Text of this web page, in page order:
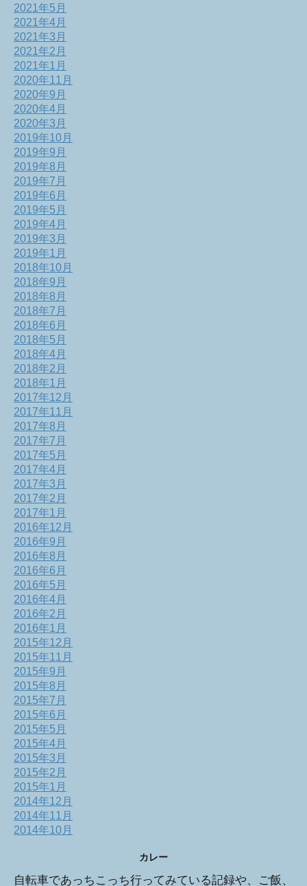
2021年5月
2021年4月
2021年3月
2021年2月
2021年1月
2020年11月
2020年9月
2020年4月
2020年3月
2019年10月
2019年9月
2019年8月
2019年7月
2019年6月
2019年5月
2019年4月
2019年3月
2019年1月
2018年10月
2018年9月
2018年8月
2018年7月
2018年6月
2018年5月
2018年4月
2018年2月
2018年1月
2017年12月
2017年11月
2017年8月
2017年7月
2017年5月
2017年4月
2017年3月
2017年2月
2017年1月
2016年12月
2016年9月
2016年8月
2016年6月
2016年5月
2016年4月
2016年2月
2016年1月
2015年12月
2015年11月
2015年9月
2015年8月
2015年7月
2015年6月
2015年5月
2015年4月
2015年3月
2015年2月
2015年1月
2014年12月
2014年11月
2014年10月
カレー
自転車であっちこっち行ってみている記録や、ご飯、